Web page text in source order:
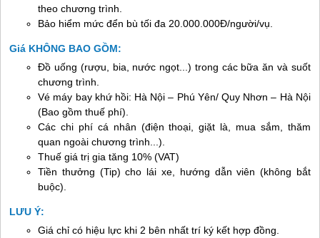
theo chương trình.
Bảo hiểm mức đển bù tối đa 20.000.000Đ/người/vụ.
Giá KHÔNG BAO GỒM:
Đồ uống (rượu, bia, nước ngọt...) trong các bữa ăn và suốt
chương trình.
Vé máy bay khứ hồi: Hà Nội – Phú Yên/Quy Nhơn – Hà Nội
(Bao gồm thuế phí).
Các chi phí cá nhân (điện thoại, giặt là, mua sắm, thăm
quan ngoài chương trình...).
Thuế giá trị gia tăng 10% (VAT)
Tiền thưởng (Tip) cho lái xe, hướng dẫn viên (không bắt
buộc).
LƯU Ý:
Giá chỉ có hiệu lực khi 2 bên nhất trí ký kết hợp đồng.